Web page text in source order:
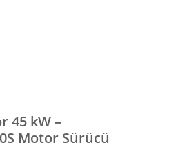
45 kW –
Motor Sürücü